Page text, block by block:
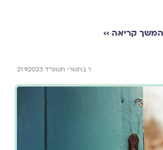
קריאה ››
ו׳ בתשרי תשפ״ד 21.9.2023